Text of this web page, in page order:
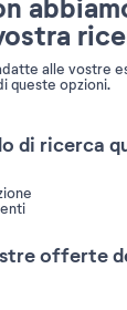
alle vostre
queste opzioni.
di ricerca
offerte